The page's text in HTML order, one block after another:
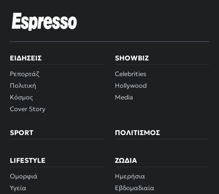
ΕΙΔΉΣΕΙΣ
Ρεπορτάζ
Πολιτική
Κόσμος
Cover Story
SHOWBIZ
Celebrities
Hollywood
Media
SPORT ΠΟΛΙΤΙΣΜΌΣ
LIFESTYLE
Ομορφιά
Υγεία
ΖΏΔΙΑ
Ημερήσια
Εβδομαδιαία